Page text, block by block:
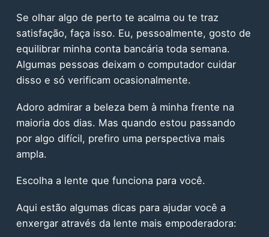
Se olhar algo de perto te acalma ou te traz
satisfação, faça isso. Eu, pessoalmente, gosto de
equilibrar minha conta bancária toda semana.
Algumas pessoas deixam o computador cuidar
disso e só verificam ocasionalmente.
Adoro admirar a beleza bem à minha frente na
maioria dos dias. Mas quando estou passando
por algo difícil, prefiro uma perspectiva mais
ampla.
Escolha a lente que funciona para você.
Aqui estão algumas dicas para ajudar você a
enxergar através da lente mais empoderadora: